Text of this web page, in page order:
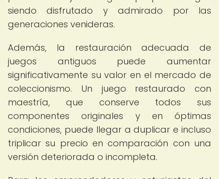
siendo disfrutado y admirado por las
generaciones venideras.
Además, la restauración adecuada de
juegos antiguos puede aumentar
significativamente su valor en el mercado de
coleccionismo. Un juego restaurado con
maestría, que conserve todos sus
componentes originales y en óptimas
condiciones, puede llegar a duplicar e incluso
triplicar su precio en comparación con una
versión deteriorada o incompleta.